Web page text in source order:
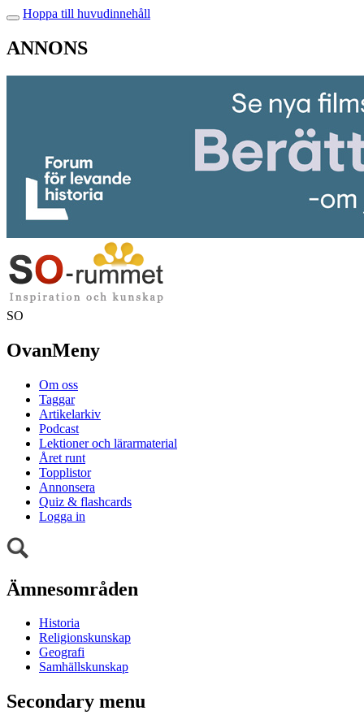
Hoppa till huvudinnehåll
ANNONS
SO
OvanMeny
Om oss
Taggar
Artikelarkiv
Podcast
Lektioner och lärarmaterial
Året runt
Topplistor
Annonsera
Quiz & flashcards
Logga in
Ämnesområden
Historia
Religionskunskap
Geografi
Samhällskunskap
Secondary menu